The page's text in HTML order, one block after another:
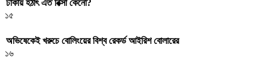
ঢাকায় হঠাৎ এত রিক্সা কেনো?
১৫
অভিষেকেই খরুচে বোলিংয়ের বিশ্ব রেকর্ড আইরিশ বোলারের
১৬